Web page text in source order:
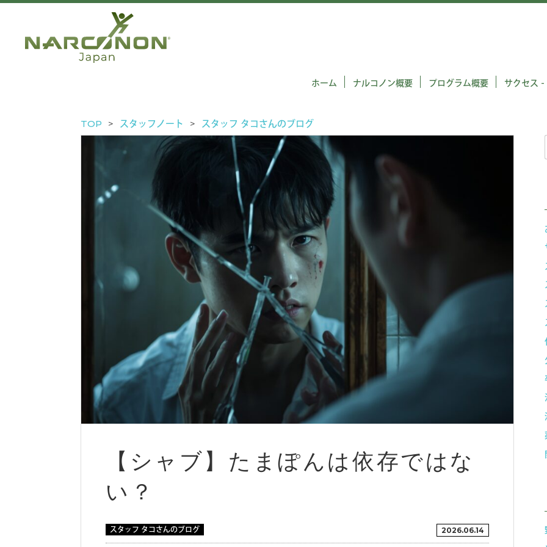
ホーム ナルコノン概要 プログラム概要 サクセス
TOP スタッフノート スタッフ タコさんのブログ
【シャブ】たまぽんは依存ではな
い？
スタッフ タコさんのブログ 2026.06.14